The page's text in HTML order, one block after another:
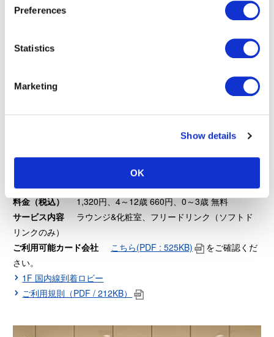
Preferences
Statistics
Marketing
Show details
OK
POWER LOUNGE CENTRAL
営業時間
6:00～20:00
座席数
40席
料金（税込）
1,320円、4～12歳 660円、0～3歳 無料
サービス内容
ラウンジ&化粧室、フリードリンク（ソフトド
リンクのみ）
ご利用可能カード会社
こちら(PDF : 525KB)
をご確認くだ
さい。
1F 国内線到着ロビー
ご利用規則（PDF / 212KB）